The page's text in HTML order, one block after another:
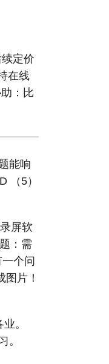
定价
在线
：比
能响
（5）
屏软
：需
个问
片！
。
。